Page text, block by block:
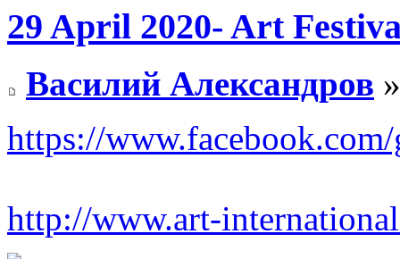
29 April 2020- Art
Василий Александров
https://
http://www.art-